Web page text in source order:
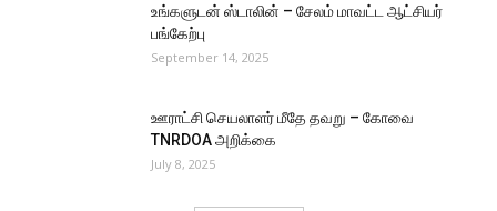
உங்களுடன் ஸ்டாலின் – சேலம் மாவட்ட ஆட்சியர்
பங்கேற்பு
September 14, 2025
ஊராட்சி செயலாளர் மீதே தவறு – கோவை
TNRDOA அறிக்கை
July 8, 2025